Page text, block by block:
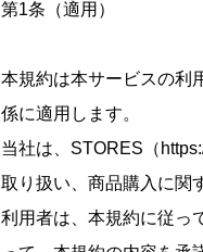
第1条（適用）
本規約は本サービスの利
係に適用します。
当社は、STORES（
取り扱い、商品購入に関
利用者は、本規約に従っ